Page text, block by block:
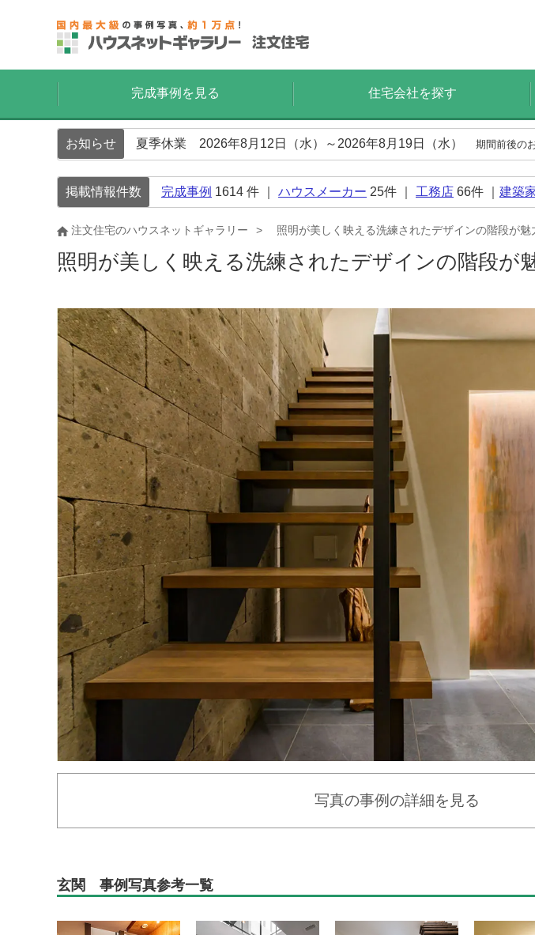
完成事例を見る 住宅会社を探す
お知らせ 夏季休業 2026年8月12日（水）～2026年8月19日（水） 期間前後の
掲載情報件数 完成事例 1614 件 ｜ ハウスメーカー 25件 ｜ 工務店 66件 ｜ 建築
注文住宅のハウスネットギャラリー 照明が美しく映える洗練されたデザインの階段が魅
照明が美しく映える洗練されたデザインの階段が
写真の事例の詳細を見る
玄関 事例写真参考一覧